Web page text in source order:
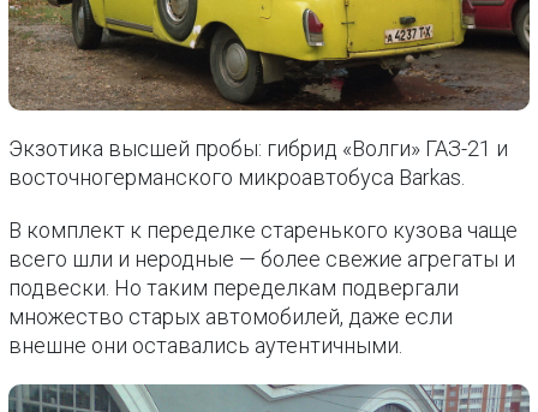
Экзотика высшей пробы: гибрид «Волги» ГАЗ-21 и
восточногерманского микроавтобуса Barkas.
В комплект к переделке старенького кузова чаще
всего шли и неродные — более свежие агрегаты и
подвески. Но таким переделкам подвергали
множество старых автомобилей, даже если
внешне они оставались аутентичными.